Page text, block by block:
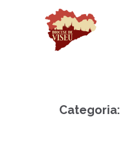
Categoria: